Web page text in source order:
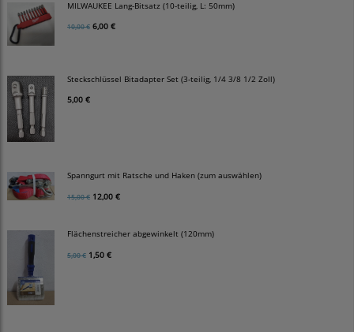
MILWAUKEE Lang-Bitsatz (10-teilig, L: 50mm)
10,00 € 6,00 €
Steckschlüssel Bitadapter Set (3-teilig, 1/4 3/8 1/2 Zoll)
5,00 €
Spanngurt mit Ratsche und Haken (zum auswählen)
15,00 € 12,00 €
Flächenstreicher abgewinkelt (120mm)
5,00 € 1,50 €